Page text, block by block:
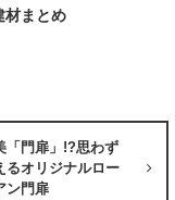
材まとめ
「門扉」!?思わず
るオリジナルロー
ン門扉